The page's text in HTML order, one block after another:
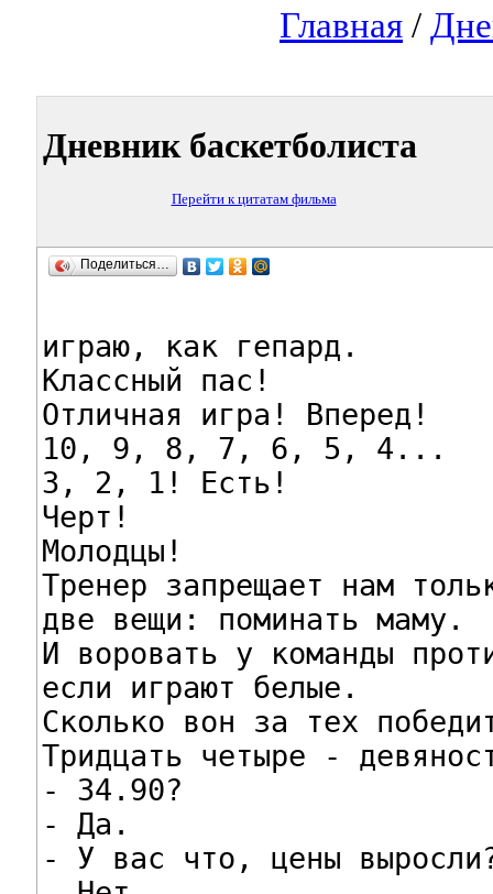
Главная /
Дневник баскетболиста
Перейти к цитатам фильма
Поделиться…
играю, как гепард.
Классный пас!
Отличная игра! Вперед!
10, 9, 8, 7, 6, 5, 4...
3, 2, 1! Есть!
Черт!
Молодцы!
Тренер запрещает нам
две вещи: поминать маму.
И воровать у команды
если играют белые.
Сколько вон за тех
Тридцать четыре -
- 34.90?
- Да.
- У вас что, цены